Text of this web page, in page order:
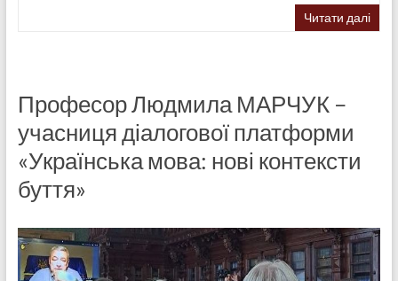
Читати далі
Професор Людмила МАРЧУК –
учасниця діалогової платформи
«Українська мова: нові контексти
буття»